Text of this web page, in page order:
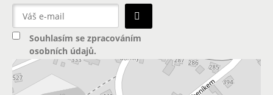
Souhlasím se zpracováním
osobních údajů.